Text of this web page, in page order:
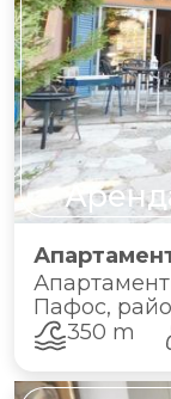
Пафос,
350 m